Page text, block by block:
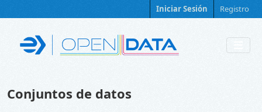
Iniciar Sesión Registro
Conjuntos de datos